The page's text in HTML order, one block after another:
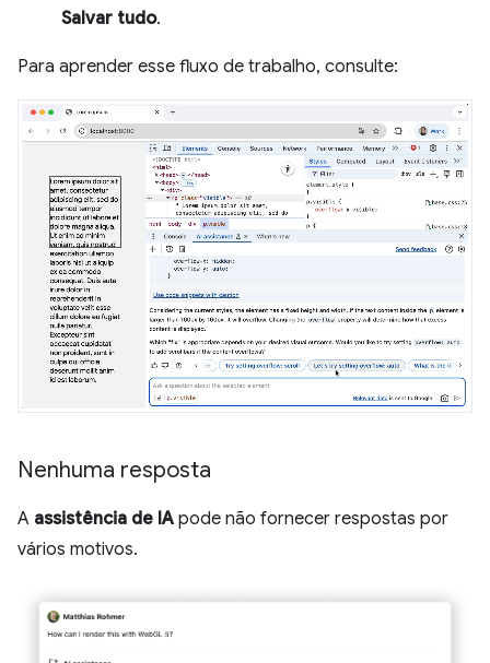
Salvar tudo.
Para aprender esse fluxo de trabalho, consulte:
Nenhuma resposta
A assistência de IA pode não fornecer respostas por
vários motivos.